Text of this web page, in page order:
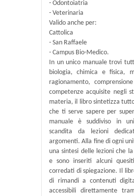
- Odontoiatria
- Veterinaria
Valido anche per:
Cattolica
- San Raffaele
- Campus Bio-Medico.
In un unico manuale trovi
biologia, chimica e fisica,
ragionamento,
competenze acquisite negli
materia, il libro sintetizza
che ti serve sapere per
manuale è suddiviso in
scandita da lezioni
argomenti. Alla fine di ogni
una sintesi delle lezioni che
e sono inseriti alcuni
corredati di spiegazione. Il
di rimandi a contenuti
accessibili direttamente